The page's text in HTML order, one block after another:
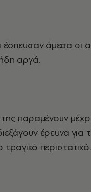
έσπευσαν άμεσα οι
αργά.
παραμένουν
έρευνα για
περιστατικό.